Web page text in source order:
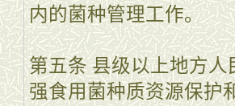
内的菌种管理工作。
第五条 县级以上地方
强食用菌种质资源保护